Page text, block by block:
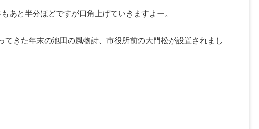
あと半分ほどですが口角上げていきますよー。
てきた年末の池田の風物詩、市役所前の大門松が設置されまし